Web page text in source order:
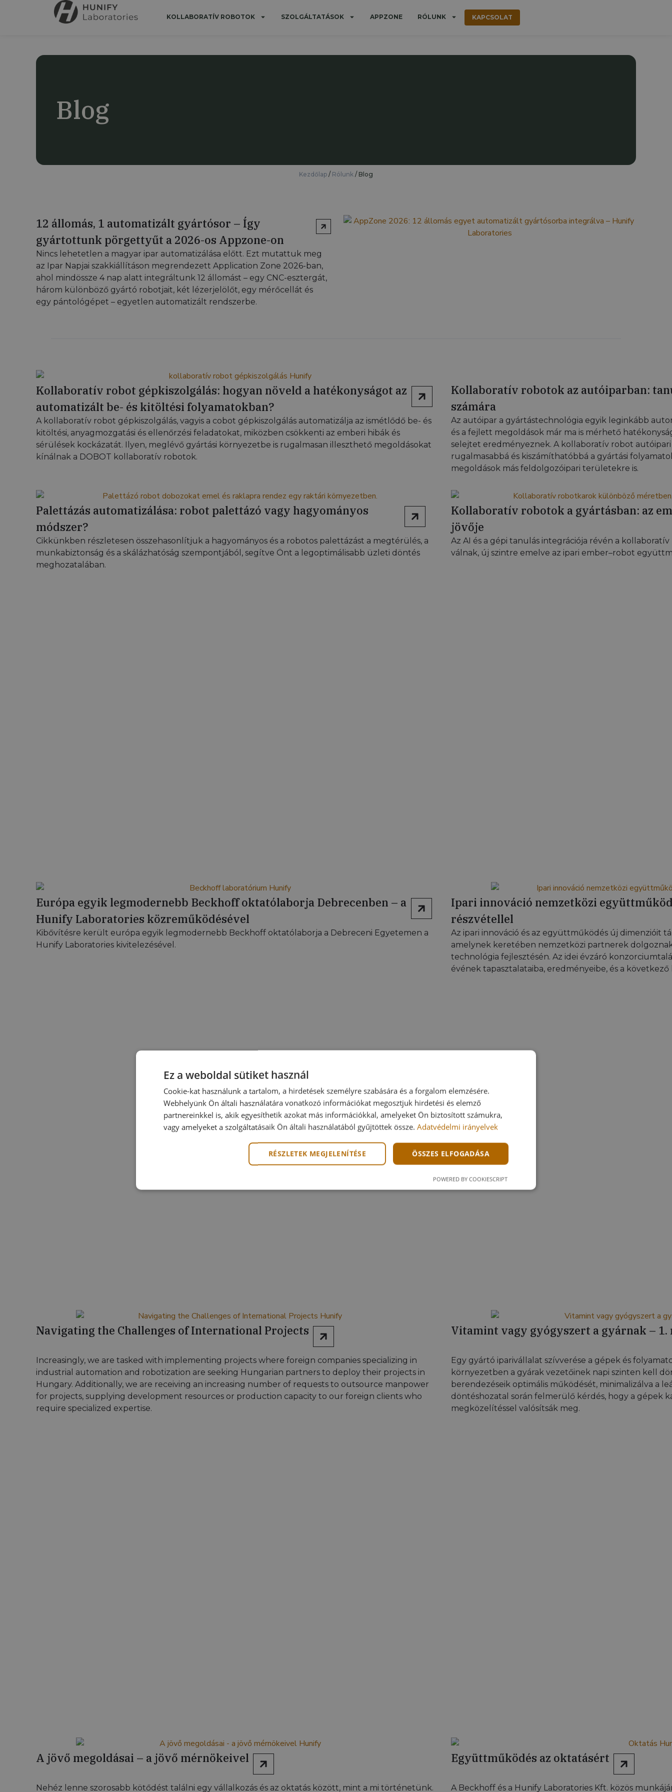
KOLLABORATÍV ROBOTOK SZOLGÁLTATÁSOK APPZONE RÓLUNK KAPCSOLAT
Blog
Kezdőlap / Rólunk / Blog
12 állomás, 1 automatizált gyártósor – Így
gyártottunk pörgettyűt a 2026-os Appzone-on
Nincs lehetetlen a magyar ipar automatizálása előtt. Ezt mutattuk meg
az Ipar Napjai szakkiállításon megrendezett Application Zone 2026-ban,
ahol mindössze 4 nap alatt integráltunk 12 állomást – egy CNC-esztergát,
három különböző gyártó robotjait, két lézerjelölőt, egy mérőcellát és
egy pántológépet – egyetlen automatizált rendszerbe.
Kollaboratív robot gépkiszolgálás: hogyan növeld a hatékonyságot az
automatizált be- és kitöltési folyamatokban?
A kollaboratív robot gépkiszolgálás, vagyis a cobot gépkiszolgálás automatizálja az ismétlődő be- és
kitöltési, anyagmozgatási és ellenőrzési feladatokat, miközben csökkenti az emberi hibák és
sérülések kockázatát. Ilyen, meglévő gyártási környezetbe is rugalmasan illeszthető megoldásokat
kínálnak a DOBOT kollaboratív robotok.
Kollaboratív robotok az autóiparban:
számára
Az autóipar a gyártástechnológia egyik leginkább
és a fejlett megoldások már ma is mérhető
selejtet eredményeznek. A kollaboratív robot
rugalmasabbá és kiszámíthatóbbá a gyártási
megoldások más feldolgozóipari területekre is.
Palettázás automatizálása: robot palettázó vagy hagyományos
módszer?
Cikkünkben részletesen összehasonlítjuk a hagyományos és a robotos palettázást a megtérülés, a
munkabiztonság és a skálázhatóság szempontjából, segítve Önt a legoptimálisabb üzleti döntés
meghozatalában.
Kollaboratív robotok a gyártásban: az
jövője
Az AI és a gépi tanulás integrációja révén a
válnak, új szintre emelve az ipari ember–robot
Európa egyik legmodernebb Beckhoff oktatólaborja Debrecenben – a
Hunify Laboratories közreműködésével
Kibővítésre került európa egyik legmodernebb Beckhoff oktatólaborja a Debreceni Egyetemen a
Hunify Laboratories kivitelezésével.
Ipari innováció nemzetközi
részvétellel
Az ipari innováció és az együttműködés új dimenzióit
amelynek keretében nemzetközi partnerek
technológia fejlesztésén. Az idei évzáró
évének tapasztalataiba, eredményeibe, és a következő
Navigating the Challenges of International Projects
Increasingly, we are tasked with implementing projects where foreign companies specializing in
industrial automation and robotization are seeking Hungarian partners to deploy their projects in
Hungary. Additionally, we are receiving an increasing number of requests to outsource manpower
for projects, supplying development resources or production capacity to our foreign clients who
require specialized expertise.
Vitamint vagy gyógyszert a gyárnak – 1.
Egy gyártó iparivállalat szívverése a gépek és
környezetben a gyárak vezetőinek napi szinten kell
berendezéseik optimális működését, minimalizálva a
döntéshozatal során felmerülő kérdés, hogy a gépek
megközelítéssel valósítsák meg.
A jövő megoldásai – a jövő mérnökeivel
Nehéz lenne szorosabb kötődést találni egy vállalkozás és az oktatás között, mint a mi történetünk.
Együttműködés az oktatásért
A Beckhoff és a Hunify Laboratories Kft. közös
Ez a weboldal sütiket használ
Cookie-kat használunk a tartalom, a hirdetések személyre szabására és a forgalom elemzésére.
Webhelyünk Ön általi használatára vonatkozó információkat megosztjuk hirdetési és elemző
partnereinkkel is, akik egyesíthetik azokat más információkkal, amelyeket Ön biztosított számukra,
vagy amelyeket a szolgáltatásaik Ön általi használatából gyűjtöttek össze. Adatvédelmi irányelvek
ÖSSZES ELFOGADÁSA
RÉSZLETEK MEGJELENÍTÉSE
POWERED BY COOKIESCRIPT